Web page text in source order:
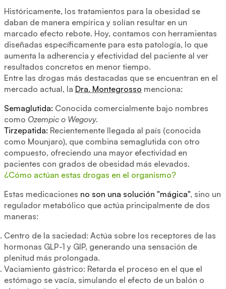
Históricamente, los tratamientos para la obesidad se
daban de manera empírica y solían resultar en un
marcado efecto rebote. Hoy, contamos con herramientas
diseñadas específicamente para esta patología, lo que
aumenta la adherencia y efectividad del paciente al ver
resultados concretos en menor tiempo.
Entre las drogas más destacadas que se encuentran en el
mercado actual, la Dra. Montegrosso menciona:
Semaglutida: Conocida comercialmente bajo nombres
como Ozempic o Wegovy.
Tirzepatida: Recientemente llegada al país (conocida
como Mounjaro), que combina semaglutida con otro
compuesto, ofreciendo una mayor efectividad en
pacientes con grados de obesidad más elevados.
¿Cómo actúan estas drogas en el organismo?
Estas medicaciones no son una solución "mágica", sino un
regulador metabólico que actúa principalmente de dos
maneras:
Centro de la saciedad: Actúa sobre los receptores de las
hormonas GLP-1 y GIP, generando una sensación de
plenitud más prolongada.
Vaciamiento gástrico: Retarda el proceso en el que el
estómago se vacía, simulando el efecto de un balón o